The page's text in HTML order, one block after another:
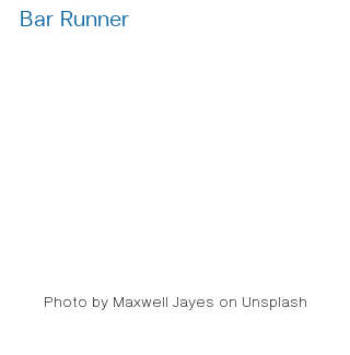
Bar Runner
Photo by Maxwell Jayes on Unsplash